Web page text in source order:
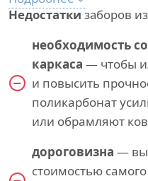
Недостатки заборов
необходимость
каркаса — чтобы
и повысить
поликарбонат
или обрамляют
дороговизна —
стоимостью